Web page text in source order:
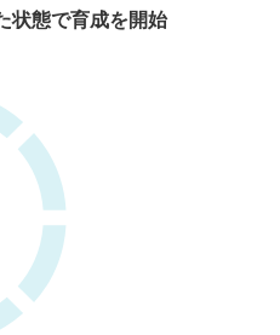
状態で育成を開始